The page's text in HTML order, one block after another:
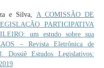
e Silva, A COMISSÃO DE
PARTICIPATIVA
um estudo sobre sua
– Revista Eletrônica de
Estudos Legislativos: